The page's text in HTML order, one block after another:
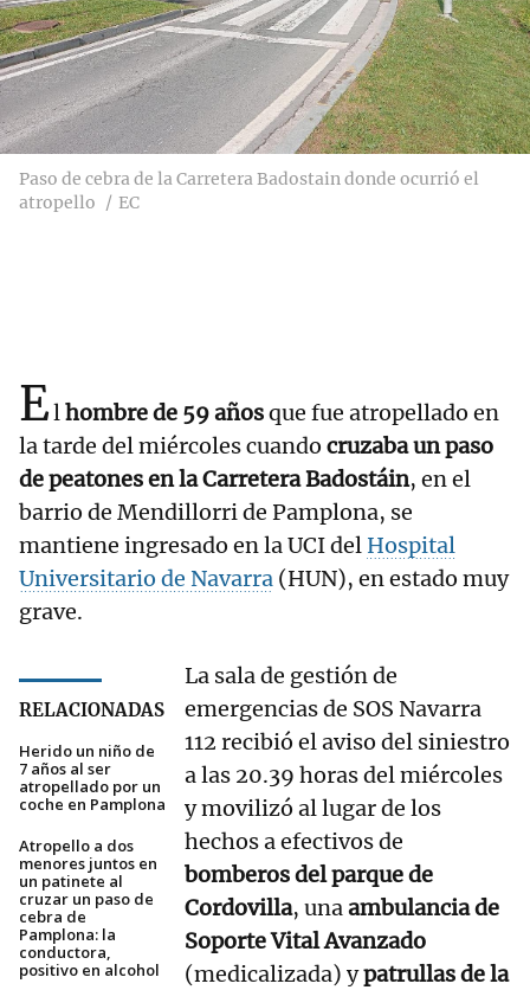
Paso de cebra de la Carretera Badostain donde ocurrió el
atropello
EC
Elhombre de 59 añosque fue atropellado en
la tarde del miércoles cuando cruzaba un paso
de peatones en la Carretera Badostáin, en el
barrio de Mendillorri de Pamplona, se
mantiene ingresado en la UCI del Hospital
Universitario de Navarra (HUN), en estado muy
grave.
RELACIONADAS
Herido un niño de
7 años al ser
atropellado por un
coche en Pamplona
Atropello a dos
menores juntos en
un patinete al
cruzar un paso de
cebra de
Pamplona: la
conductora,
positivo en alcohol
La sala de gestión de
emergencias de SOS Navarra
112 recibió el aviso del siniestro
a las 20.39 horas del miércoles
y movilizó al lugar de los
hechos a efectivos de
bomberos del parque de
Cordovilla, unaambulancia de
Soporte Vital Avanzado
(medicalizada) ypatrullas de la